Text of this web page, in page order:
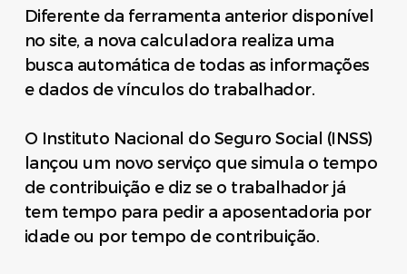
Diferente da ferramenta anterior disponível
no site, a nova calculadora realiza uma
busca automática de todas as informações
e dados de vínculos do trabalhador.
O Instituto Nacional do Seguro Social (INSS)
lançou um novo serviço que simula o tempo
de contribuição e diz se o trabalhador já
tem tempo para pedir a aposentadoria por
idade ou por tempo de contribuição.